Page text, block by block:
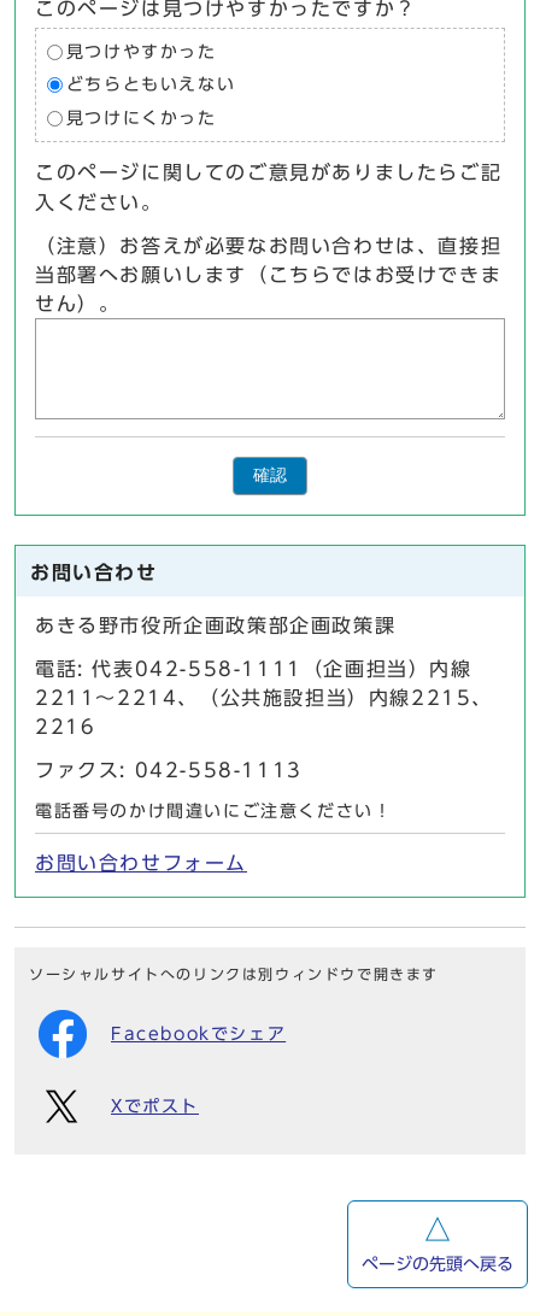
このページは見つけやすかったですか？
見つけやすかった
どちらともいえない
見つけにくかった
このページに関してのご意見がありましたらご記
入ください。
（注意）お答えが必要なお問い合わせは、直接担
当部署へお願いします（こちらではお受けできま
せん）。
確認
お問い合わせ
あきる野市役所企画政策部企画政策課
電話: 代表042-558-1111（企画担当）内線
2211～2214、（公共施設担当）内線2215、
2216
ファクス: 042-558-1113
電話番号のかけ間違いにご注意ください！
お問い合わせフォーム
ソーシャルサイトへのリンクは別ウィンドウで開きます
Facebookでシェア
Xでポスト
ページの先頭へ戻る